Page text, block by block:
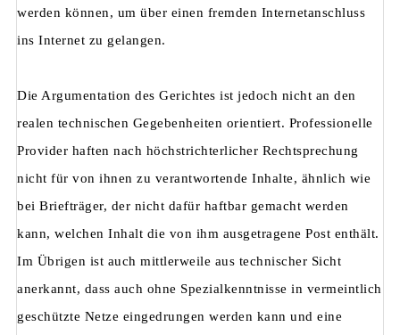
werden können, um über einen fremden Internetanschluss
ins Internet zu gelangen.
Die Argumentation des Gerichtes ist jedoch nicht an den
realen technischen Gegebenheiten orientiert. Professionelle
Provider haften nach höchstrichterlicher Rechtsprechung
nicht für von ihnen zu verantwortende Inhalte, ähnlich wie
bei Briefträger, der nicht dafür haftbar gemacht werden
kann, welchen Inhalt die von ihm ausgetragene Post enthält.
Im Übrigen ist auch mittlerweile aus technischer Sicht
anerkannt, dass auch ohne Spezialkenntnisse in vermeintlich
geschützte Netze eingedrungen werden kann und eine